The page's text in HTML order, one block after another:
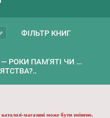
ФІЛЬТР КНИГ
РОКИ ПАМ'ЯТІ ЧИ ...
магазині може бути змінено.